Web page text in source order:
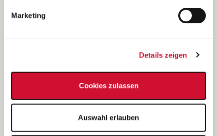
Marketing
Details zeigen
Cookies zulassen
Auswahl erlauben
Bewerbung als Altenpflegehelfer*in
Bewerbung als Erzieher*in
AWO Gliederungen nach Bundesland